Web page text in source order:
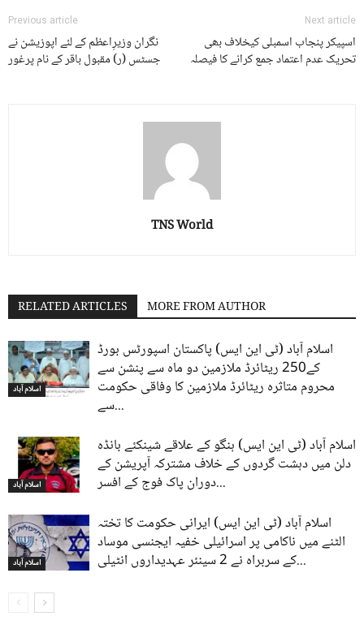
Previous article
نگران وزیرِاعظم کے لئے اپوزیشن نے
جسٹس (ر) مقبول باقر کے نام پرغور
Next article
اسپیکر پنجاب اسمبلی کیخلاف بھی
تحریک عدم اعتماد جمع کرانے کا فیصلہ
TNS World
RELATED ARTICLES MORE FROM AUTHOR
اسلام آباد
اسلام آباد (ٹی این ایس) پاکستان اسپورٹس بورڈ
کے250 ریٹائرڈ ملازمین دو ماہ سے پنشن سے
محروم متاثرہ ریٹائرڈ ملازمین کا وفاقی حکومت
سے...
اسلام آباد
اسلام آباد (ٹی این ایس) ہنگو کے علاقے شینکئے بانڈہ
دلن میں دہشت گردوں کے خلاف مشترکہ آپریشن کے
دوران پاک فوج کے افسر...
اسلام آباد
اسلام آباد (ٹی این ایس) ایرانی حکومت کا تختہ
الٹنے میں ناکامی پر اسرائیلی خفیہ ایجنسی موساد
کے سربراہ نے 2 سینئر عہدیداروں انٹیلی...